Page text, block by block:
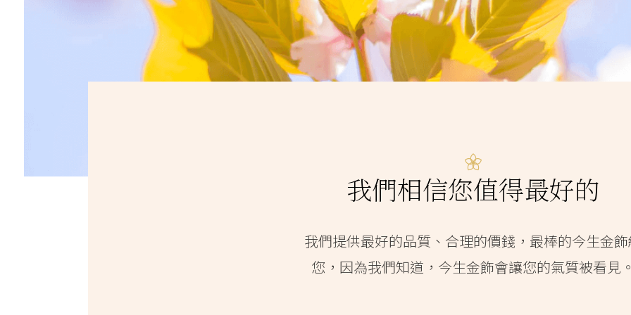
我們相信您值得最好的
我們提供最好的品質、合理的價錢，最棒的今生金
您，因為我們知道，今生金飾會讓您的氣質被看見